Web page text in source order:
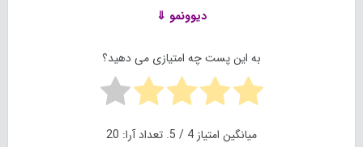
دیوونمو ⇓
به این پست چه امتیازی می دهید؟
میانگین امتیاز 4 / 5. تعداد آرا: 20